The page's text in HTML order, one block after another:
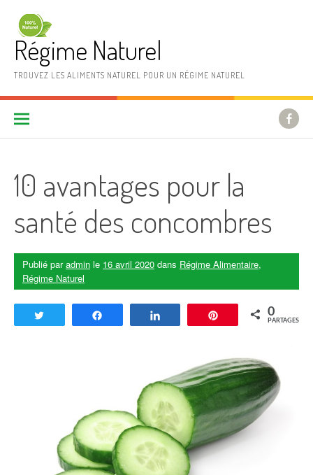
Régime Naturel
TROUVEZ LES ALIMENTS NATUREL POUR UN RÉGIME NATUREL
10 avantages pour la
santé des concombres
Publié paradmin le 16 avril 2020 dans Régime Alimentaire,
Régime Naturel
Enregistrer
0
PARTAGES